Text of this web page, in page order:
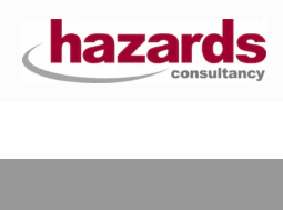
para